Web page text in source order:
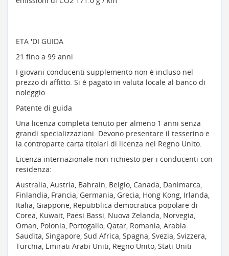
ETA 'DI GUIDA
21 fino a 99 anni
I giovani conducenti supplemento non è incluso nel
prezzo di affitto. Si è pagato in valuta locale al banco di
noleggio.
Patente di guida
Una licenza completa tenuto per almeno 1 anni senza
grandi specializzazioni. Devono presentare il tesserino e
la controparte carta titolari di licenza nel Regno Unito.
Licenza internazionale non richiesto per i conducenti con
residenza:
Australia, Austria, Bahrain, Belgio, Canada, Danimarca,
Finlandia, Francia, Germania, Grecia, Hong Kong, Irlanda,
Italia, Giappone, Repubblica democratica popolare di
Corea, Kuwait, Paesi Bassi, Nuova Zelanda, Norvegia,
Oman, Polonia, Portogallo, Qatar, Romania, Arabia
Saudita, Singapore, Sud Africa, Spagna, Svezia, Svizzera,
Turchia, Emirati Arabi Uniti, Regno Unito, Stati Uniti